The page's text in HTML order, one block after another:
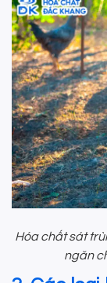
Hóa chất sát
ngăn